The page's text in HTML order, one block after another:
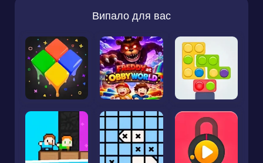
Випало для вас